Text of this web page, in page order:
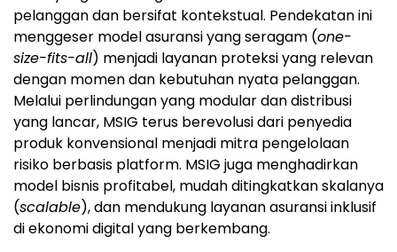
pelanggan dan bersifat kontekstual. Pendekatan ini
menggeser model asuransi yang seragam (one-
size-fits-all) menjadi layanan proteksi yang relevan
dengan momen dan kebutuhan nyata pelanggan.
Melalui perlindungan yang modular dan distribusi
yang lancar, MSIG terus berevolusi dari penyedia
produk konvensional menjadi mitra pengelolaan
risiko berbasis platform. MSIG juga menghadirkan
model bisnis profitabel, mudah ditingkatkan skalanya
(scalable), dan mendukung layanan asuransi inklusif
di ekonomi digital yang berkembang.